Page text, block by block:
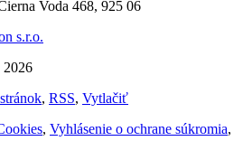
Voda 468, 925 06
s.r.o.
2026
, RSS, Vytlačiť
, Vyhlásenie o ochrane súkromia,